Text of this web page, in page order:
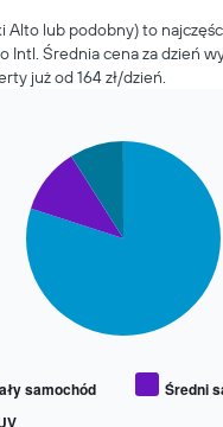
Alto lub podobny) to
Intl. Średnia cena za dzień
już od 164 zł/dzień.
samochód
Średni